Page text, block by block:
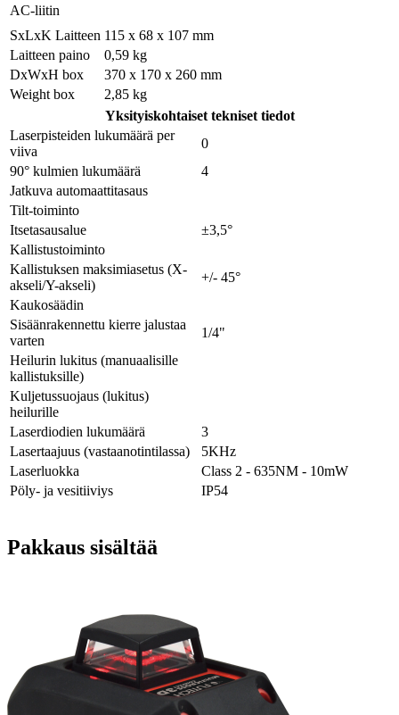
AC-liitin
SxLxK Laitteen 115 x 68 x 107 mm
Laitteen paino
0,59 kg
DxWxH box
370 x 170 x 260 mm
Weight box
2,85 kg
Yksityiskohtaiset tekniset tiedot
Laserpisteiden lukumäärä per
viiva
0
90° kulmien lukumäärä
4
Jatkuva automaattitasaus
Tilt-toiminto
Itsetasausalue
±3,5°
Kallistustoiminto
Kallistuksen maksimiasetus (X-
akseli/Y-akseli)
+/- 45°
Kaukosäädin
Sisäänrakennettu kierre jalustaa
varten
1/4"
Heilurin lukitus (manuaalisille
kallistuksille)
Kuljetussuojaus (lukitus)
heilurille
Laserdiodien lukumäärä
3
Lasertaajuus (vastaanotintilassa)
5KHz
Laserluokka
Class 2 - 635NM - 10mW
Pöly- ja vesitiiviys
IP54
Pakkaus sisältää